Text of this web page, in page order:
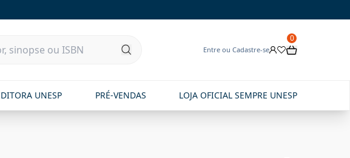
Entre ou Cadastre-se
0
UNESP PRÉ-VENDAS LOJA OFICIAL SEMPRE UNESP